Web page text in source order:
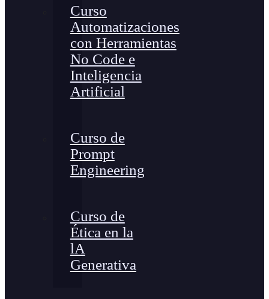
Curso
Automatizaciones
con Herramientas
No Code e
Inteligencia
Artificial
Curso de
Prompt
Engineering
Curso de
Ética en la
lA
Generativa